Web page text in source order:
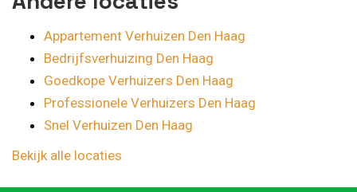
Appartement Verhuizen Den Haag
Bedrijfsverhuizing Den Haag
Goedkope Verhuizers Den Haag
Professionele Verhuizers Den Haag
Snel Verhuizen Den Haag
Bekijk alle locaties